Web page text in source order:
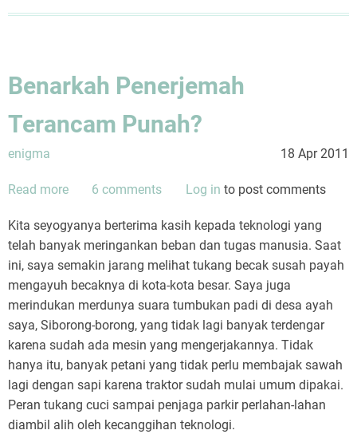
Benarkah Penerjemah
Terancam Punah?
enigma 18 Apr 2011
Read more about
Penerjemah
Terancam
Punah?
6 comments Log in to post comments
Kita seyogyanya berterima kasih kepada teknologi yang
telah banyak meringankan beban dan tugas manusia. Saat
ini, saya semakin jarang melihat tukang becak susah payah
mengayuh becaknya di kota-kota besar. Saya juga
merindukan merdunya suara tumbukan padi di desa ayah
saya, Siborong-borong, yang tidak lagi banyak terdengar
karena sudah ada mesin yang mengerjakannya. Tidak
hanya itu, banyak petani yang tidak perlu membajak sawah
lagi dengan sapi karena traktor sudah mulai umum dipakai.
Peran tukang cuci sampai penjaga parkir perlahan-lahan
diambil alih oleh kecanggihan teknologi.